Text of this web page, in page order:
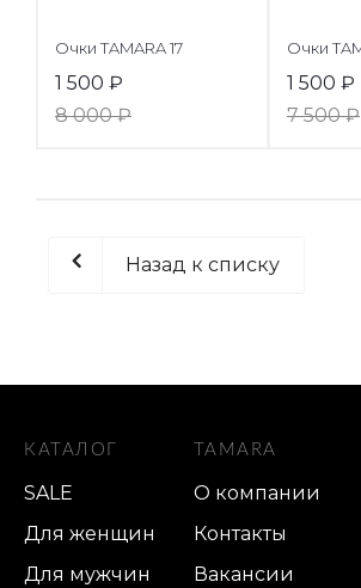
Очки TAMARA 17
1 500 ₽
8 000₽
Очки
1 500 ₽
7 500₽
Назад к списку
КАТАЛОГ
SALE
Для женщин
Для мужчин
TAMARA
О компании
Контакты
Вакансии